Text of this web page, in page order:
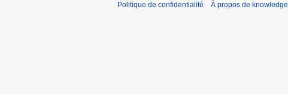
Politique de confidentialité À propos de knowledge